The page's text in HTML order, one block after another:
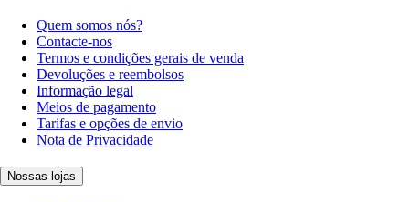
Quem somos nós?
Contacte-nos
Termos e condições gerais de venda
Devoluções e reembolsos
Informação legal
Meios de pagamento
Tarifas e opções de envio
Nota de Privacidade
Nossas lojas